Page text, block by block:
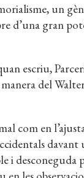
un
d’una gran
escriu,
del
com en
i desconeguda